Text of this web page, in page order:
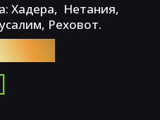
Хадера, Нетания,
Реховот.